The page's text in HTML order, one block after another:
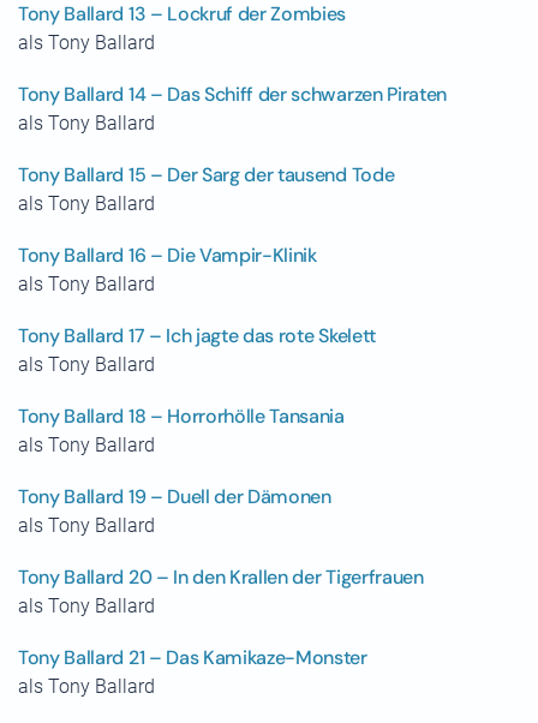
Tony Ballard 13 – Lockruf der Zombies
als Tony Ballard
Tony Ballard 14 – Das Schiff der schwarzen Piraten
als Tony Ballard
Tony Ballard 15 – Der Sarg der tausend Tode
als Tony Ballard
Tony Ballard 16 – Die Vampir-Klinik
als Tony Ballard
Tony Ballard 17 – Ich jagte das rote Skelett
als Tony Ballard
Tony Ballard 18 – Horrorhölle Tansania
als Tony Ballard
Tony Ballard 19 – Duell der Dämonen
als Tony Ballard
Tony Ballard 20 – In den Krallen der Tigerfrauen
als Tony Ballard
Tony Ballard 21 – Das Kamikaze-Monster
als Tony Ballard